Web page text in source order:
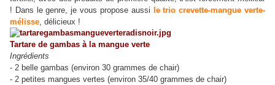
! Dans le genre, je vous propose aussi
le trio crevette-mangue verte-
mélisse, délicieux !
Tartare de gambas à la mangue verte
Ingrédients
- 2 belle gambas (environ 30 grammes de chair)
- 2 petites mangues vertes (environ 35/40 grammes de chair)